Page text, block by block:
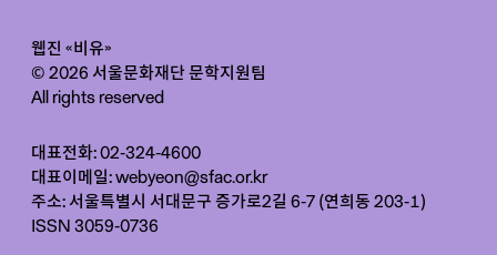
웹진 «비유»
© 2026 서울문화재단 문학지원팀
All rights reserved
대표전화: 02-324-4600
대표이메일: webyeon@sfac.or.kr
주소: 서울특별시 서대문구 증가로2길 6-7 (연희동 203-1)
ISSN 3059-0736